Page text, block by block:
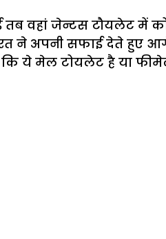
जेन्टस टौयलेट में
ने अपनी सफाई देते हुए
ये मेल टोयलेट है या